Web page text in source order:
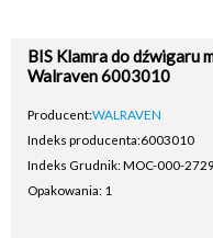
BIS Klamra do dźwigaru
Walraven 6003010
Producent:WALRAVEN
Indeks producenta:6003010
Indeks Grudnik: MOC-000-2729
Opakowania: 1